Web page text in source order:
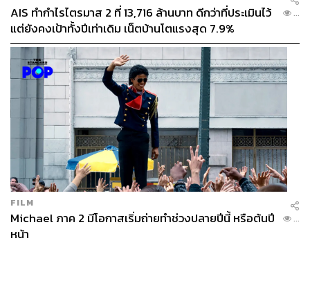
AIS ทำกำไรไตรมาส 2 ที่ 13,716 ล้านบาท ดีกว่าที่ประเมินไว้
แต่ยังคงเป้าทั้งปีเท่าเดิม เน็ตบ้านโตแรงสุด 7.9%
...
FILM
Michael ภาค 2 มีโอกาสเริ่มถ่ายทำช่วงปลายปีนี้ หรือต้นปี
หน้า
...